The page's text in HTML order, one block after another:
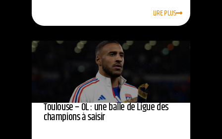
LIRE PLUS
Toulouse – OL : une balle de Ligue des
champions à saisir